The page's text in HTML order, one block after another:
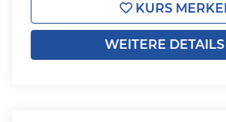
KURS
WEITERE DETAILS